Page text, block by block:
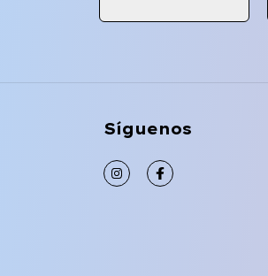
Síguenos